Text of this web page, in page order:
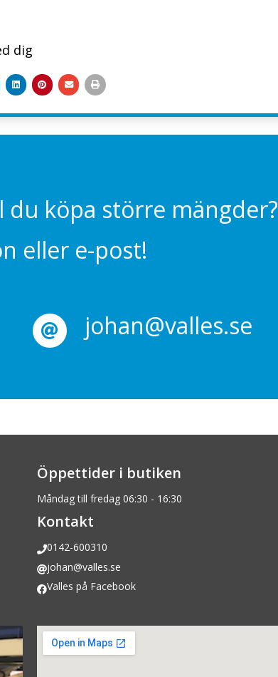
dig
köpa större mängder?
eller e-post!
johan@valles.se
Öppettider i butiken
Måndag till fredag 06:30 - 16:30
Kontakt
0142-600310
johan@valles.se
Valles på Facebook